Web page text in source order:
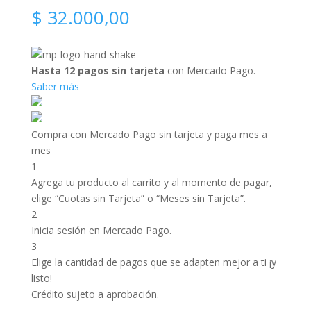
$ 32.000,00
Hasta 12 pagos sin tarjeta con Mercado Pago.
Saber más
Compra con Mercado Pago sin tarjeta y paga mes a
mes
1
Agrega tu producto al carrito y al momento de pagar,
elige “Cuotas sin Tarjeta” o “Meses sin Tarjeta”.
2
Inicia sesión en Mercado Pago.
3
Elige la cantidad de pagos que se adapten mejor a ti ¡y
listo!
Crédito sujeto a aprobación.